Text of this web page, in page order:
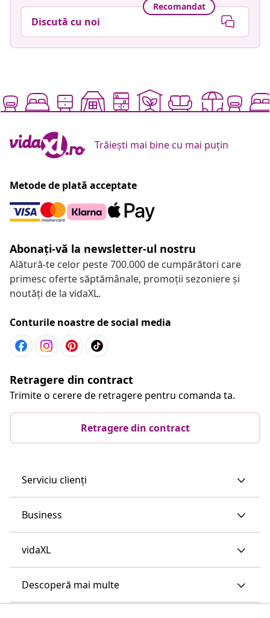
Recomandat
Discută cu noi
Trăiești mai bine cu mai puțin
Metode de plată acceptate
Abonați-vă la newsletter-ul nostru
Alătură-te celor peste 700.000 de cumpărători care
primesc oferte săptămânale, promoții sezoniere și
noutăți de la vidaXL.
Conturile noastre de social media
Retragere din contract
Trimite o cerere de retragere pentru comanda ta.
Retragere din contract
Serviciu clienți
Business
vidaXL
Descoperă mai multe